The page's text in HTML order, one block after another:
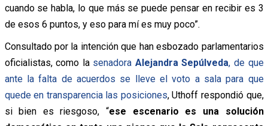
cuando se habla, lo que más se puede pensar en recibir es 3
de esos 6 puntos, y eso para mí es muy poco”.
Consultado por la intención que han esbozado parlamentarios
oficialistas, como la senadora Alejandra Sepúlveda, de que
ante la falta de acuerdos se lleve el voto a sala para que
quede en transparencia las posiciones, Uthoff respondió que,
si bien es riesgoso, “ese escenario es una solución